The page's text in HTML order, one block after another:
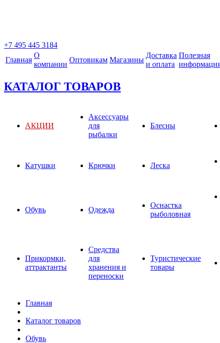
+7 495 445 3184
Главная
О
компании
Оптовикам Магазины
Доставка
и оплата
Полезная
КАТАЛОГ ТОВАРОВ
АКЦИИ
Аксессуары
для
рыбалки
Блесны
Катушки Крючки Леска
Обувь Одежда
Оснастка
рыболовная
Прикормки,
аттрактанты
Средства
для
хранения и
переноски
Туристические
товары
Главная
Каталог товаров
Обувь